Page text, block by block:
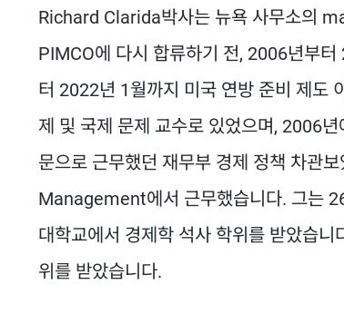
Richard Clarida박사는 뉴욕 사무소의
PIMCO에 다시 합류하기 전, 2006년부
터 2022년 1월까지 미국 연방 준비 제도
제 및 국제 문제 교수로 있었으며, 2006
문으로 근무했던 재무부 경제 정책 차관
Management에서 근무했습니다. 그는
대학교에서 경제학 석사 학위를 받았습
위를 받았습니다.